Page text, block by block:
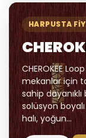
HARPUSTA
CHEROKEE
mekanlar için
sahip
solüsyon
halı, yoğun...